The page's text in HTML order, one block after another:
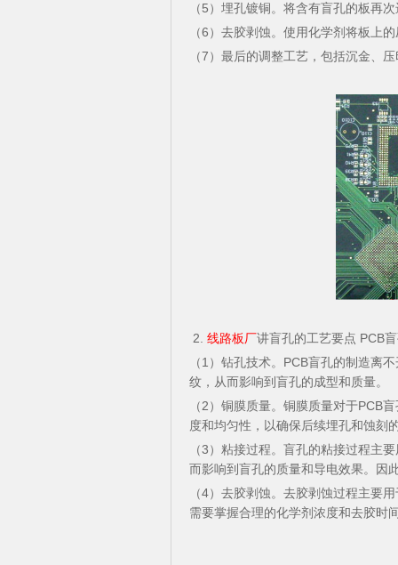
（5）埋孔镀铜。将含有盲孔的板再
（6）去胶剥蚀。使用化学剂将板上
（7）最后的调整工艺，包括沉金、
2. 线路板厂讲盲孔的工艺要点 PCB
（1）钻孔技术。PCB盲孔的制造离
纹，从而影响到盲孔的成型和质量。
（2）铜膜质量。铜膜质量对于PCB
度和均匀性，以确保后续埋孔和蚀刻
（3）粘接过程。盲孔的粘接过程主
而影响到盲孔的质量和导电效果。因
（4）去胶剥蚀。去胶剥蚀过程主要
需要掌握合理的化学剂浓度和去胶时